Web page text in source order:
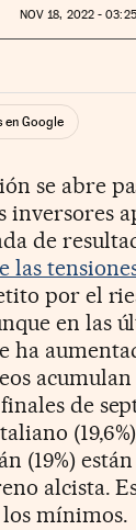
NOV 18, 2022 - 03:25
Facebook
en Twitter
Redes
en Google
se abre
inversores
de
las
por el
en las
ha
acumulan
de
(19%)
alcista.
los mínimos.